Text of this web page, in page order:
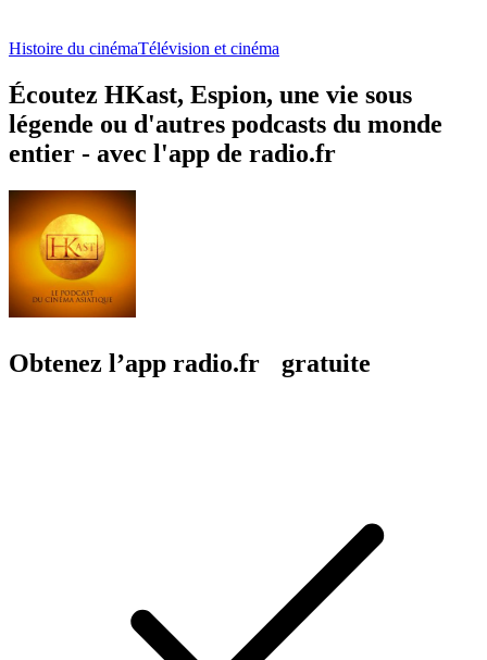
Histoire du cinémaTélévision et cinéma
Écoutez HKast, Espion, une vie sous
légende ou d'autres podcasts du monde
entier - avec l'app de radio.fr
Obtenez l’app radio.fr gratuite